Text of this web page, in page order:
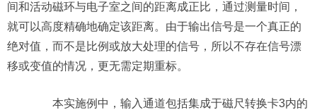
间和活动磁环与电子室之间的距离成正比，通过测量时间，
就可以高度精确地确定该距离。由于输出信号是一个真正的
绝对值，而不是比例或放大处理的信号，所以不存在信号漂
移或变值的情况，更无需定期重标。
本实施例中，输入通道包括集成于磁尺转换卡3内的